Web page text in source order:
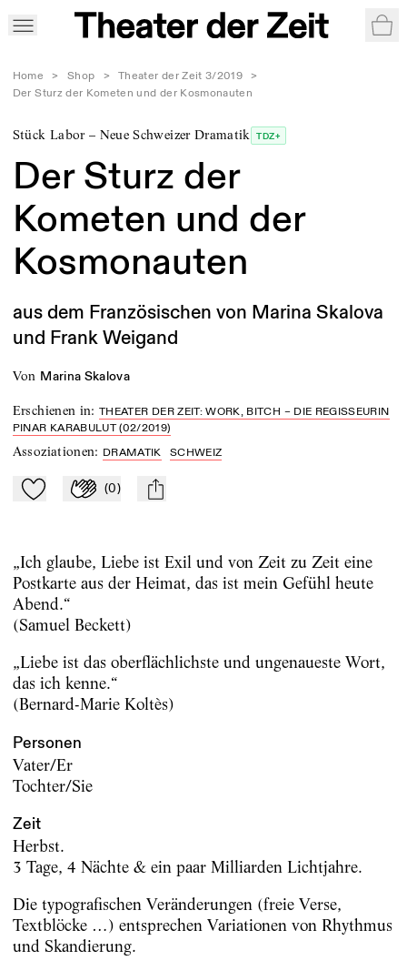
Home > Shop > Theater der Zeit 3/2019
>
Der Sturz der Kometen und der Kosmonauten
Stück Labor – Neue Schweizer Dramatik TDZ+
Der Sturz der
Kometen und der
Kosmonauten
aus dem Französischen von Marina Skalova
und Frank Weigand
von Marina Skalova
Erschienen in:THEATER DER ZEIT: WORK, BITCH – DIE REGISSEURIN
PINAR KARABULUT (02/2019)
Assoziationen: DRAMATIK SCHWEIZ
Zu Mein-TdZ hinzufügen
Applaudieren
(0) mail
„Ich glaube, Liebe ist Exil und von Zeit zu Zeit eine
Postkarte aus der Heimat, das ist mein Gefühl heute
Abend.“
(Samuel Beckett)
„Liebe ist das oberflächlichste und ungenaueste Wort,
das ich kenne.“
(Bernard-Marie Koltès)
Personen
Vater/Er
Tochter/Sie
Zeit
Herbst.
3 Tage, 4 Nächte & ein paar Milliarden Lichtjahre.
Die typografischen Veränderungen (freie Verse,
Textblöcke …) entsprechen Variationen von Rhythmus
und Skandierung.